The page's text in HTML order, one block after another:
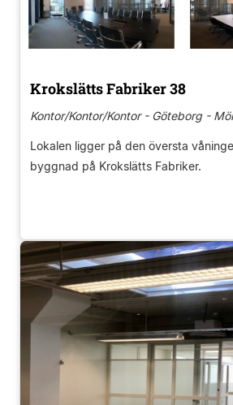
Krokslätts Fabriker 38
Kontor/Kontor/Kontor - Göteborg -
Lokalen ligger på den översta
byggnad på Krokslätts Fabriker.